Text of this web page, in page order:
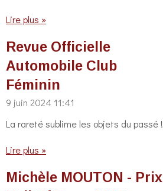
Lire plus »
Revue Officielle
Automobile Club
Féminin
9 juin 2024 11:41
La rareté sublime les objets du passé !
Lire plus »
Michèle MOUTON - Prix